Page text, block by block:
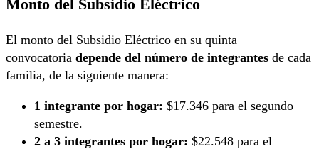
Monto del Subsidio Eléctrico
El monto del Subsidio Eléctrico en su quinta
convocatoria depende del número de integrantes de cada
familia, de la siguiente manera:
1 integrante por hogar: $17.346 para el segundo
semestre.
2 a 3 integrantes por hogar: $22.548 para el